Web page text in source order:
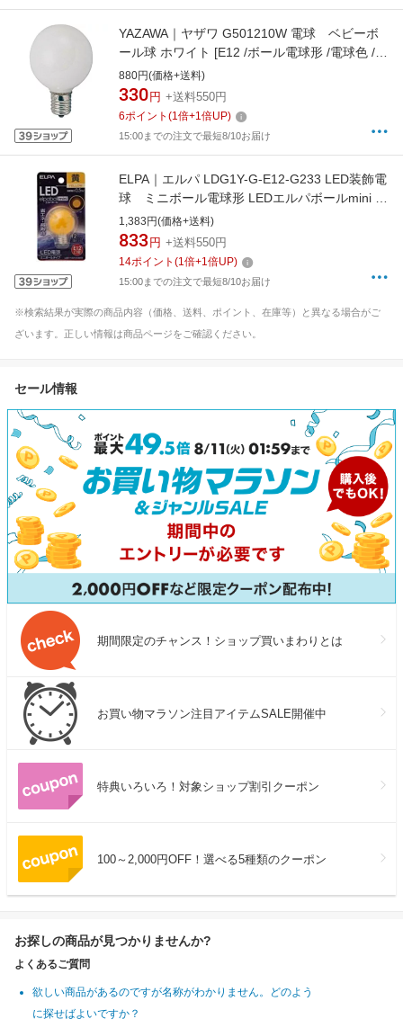
YAZAWA｜ヤザワ G501210W 電球 ベビーボ
ール球 ホワイト [E12 /ボール電球形 /電球色 /1
個][G501210W]
880円(価格+送料)
330 円 +送料550円
6ポイント (1倍+1倍UP)
15:00までの注文で最短8/10お届け
ELPA｜エルパ LDG1Y-G-E12-G233 LED装飾電
球 ミニボール電球形 LEDエルパボールmini ホ
ワイト [E12 /ボール電球形 /黄色 /1個]
[LDG1YGE12G233]
1,383円(価格+送料)
833 円 +送料550円
14ポイント (1倍+1倍UP)
15:00までの注文で最短8/10お届け
※検索結果が実際の商品内容（価格、送料、ポイント、在庫等）と異なる場合がご
ざいます。正しい情報は商品ページをご確認ください。
セール情報
期間限定のチャンス！ショップ買いまわりとは
お買い物マラソン注目アイテムSALE開催中
特典いろいろ！対象ショップ割引クーポン
100～2,000円OFF！選べる5種類のクーポン
お探しの商品が見つかりませんか?
よくあるご質問
欲しい商品があるのですが名称がわかりません。どのよう
に探せばよいですか？